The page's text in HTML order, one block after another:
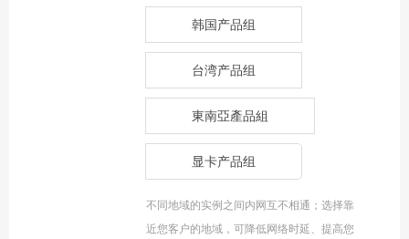
韩国产品组
台湾产品组
東南亞產品組
显卡产品组
不同地域的实例之间内网互不相通；选择靠
近您客户的地域，可降低网络时延、提高您